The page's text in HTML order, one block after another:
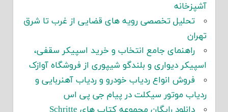
آشپزخانه
تحلیل تخصصی رویه های قضایی از غرب تا شرق
تهران
راهنمای جامع انتخاب و خرید اسپیکر سقفی،
اسپیکر دیواری و بلندگو شیپوری از فروشگاه آوازک
فروش انواع ردیاب خودرو و ردیاب آهنربایی و
ردیاب موتور سیکلت در پیام جی پی اس